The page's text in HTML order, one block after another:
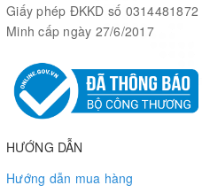
Giấy phép ĐKKD số
Minh cấp ngày 27/6/2017
HƯỚNG DẪN
Hướng dẫn mua hàng